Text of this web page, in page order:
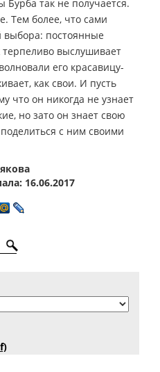
так не получается.
Тем более, что сами
выбора: постоянные
выслушивает
его красавицу-
как свои. И пусть
что он никогда не узнает
но зато он знает свою
с ним своими
16.06.2017